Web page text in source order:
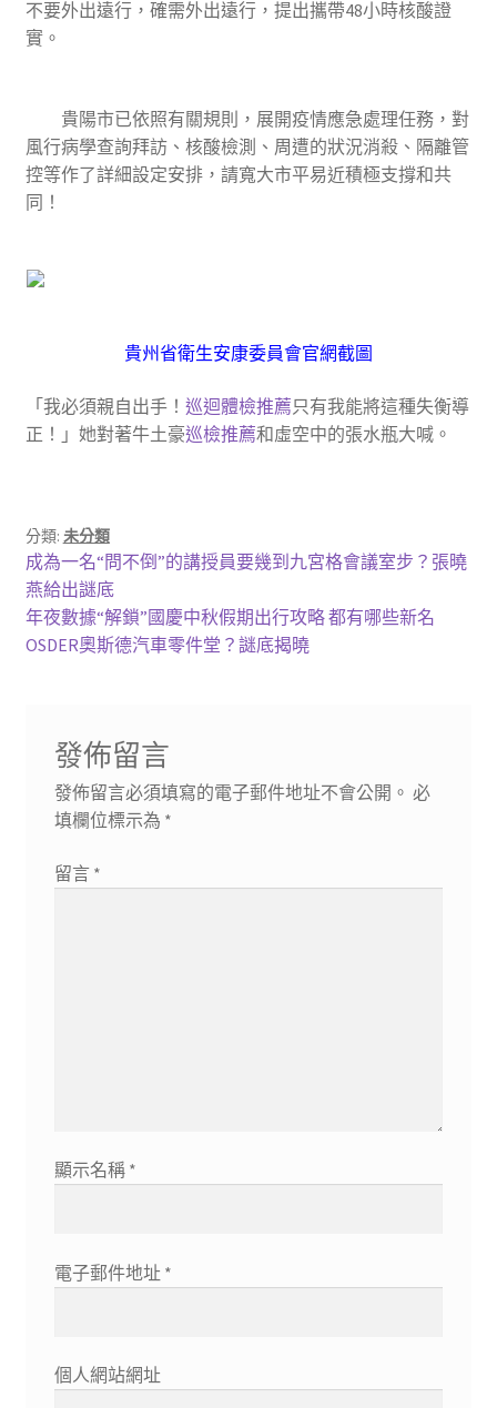
不要外出遠行，確需外出遠行，提出攜帶48小時核酸證
實。
貴陽市已依照有關規則，展開疫情應急處理任務，對
風行病學查詢拜訪、核酸檢測、周遭的狀況消殺、隔離管
控等作了詳細設定安排，請寬大市平易近積極支撐和共
同！
貴州省衛生安康委員會官網截圖
「我必須親自出手！ 巡迴體檢推薦只有我能將這種失衡導
正！」她對著牛土豪巡檢推薦和虛空中的張水瓶大喊。
分類: 未分類
文
章
導
上
一
篇
文
成為一名“問不倒”的講授員要幾到九宮格會議室步？張曉
燕給出謎底
下
一
年夜數據“解鎖”國慶中秋假期出行攻略 都有哪些新名
OSDER奧斯德汽車零件堂？謎底揭曉
發佈留言
發佈留言必須填寫的電子郵件地址不會公開。 必
填欄位標示為 *
留言 *
顯示名稱 *
電子郵件地址 *
個人網站網址